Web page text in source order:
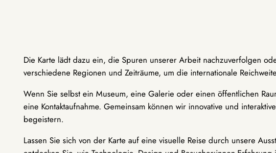
Die Karte lädt dazu ein, die Spuren unserer Arbeit nachzuverfolgen
verschiedene Regionen und Zeiträume, um die internationale
Wenn Sie selbst ein Museum, eine Galerie oder einen öffentlichen
eine Kontaktaufnahme. Gemeinsam können wir innovative und
begeistern.
Lassen Sie sich von der Karte auf eine visuelle Reise durch unsere